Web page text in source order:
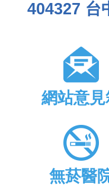
404327 台
網站意見
無菸醫